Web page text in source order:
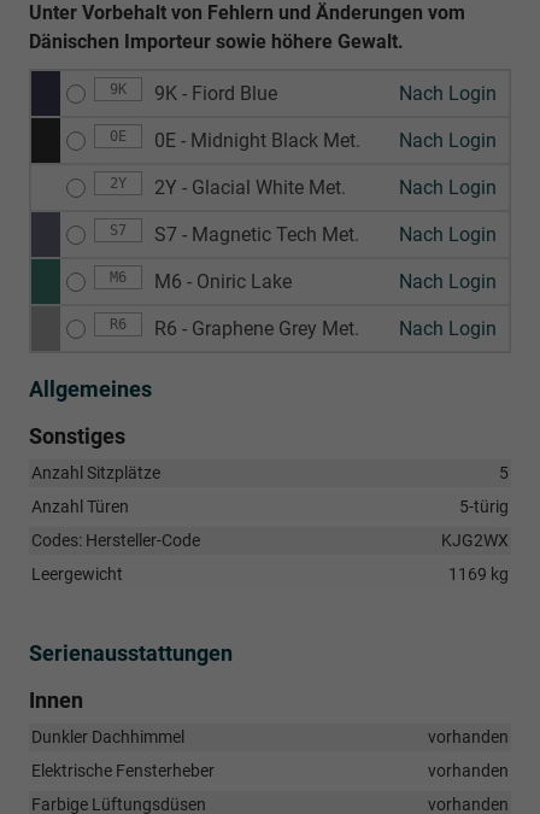
Unter Vorbehalt von Fehlern und Änderungen vom
Dänischen Importeur sowie höhere Gewalt.
9K 9K - Fiord Blue Nach Login
0E 0E - Midnight Black Met. Nach Login
2Y 2Y - Glacial White Met. Nach Login
S7 S7 - Magnetic Tech Met. Nach Login
M6 M6 - Oniric Lake Nach Login
R6 R6 - Graphene Grey Met. Nach Login
Allgemeines
Sonstiges
Anzahl Sitzplätze
5
Anzahl Türen
5-türig
Codes: Hersteller-Code
KJG2WX
Leergewicht
1169 kg
Serienausstattungen
Innen
Dunkler Dachhimmel
vorhanden
Elektrische Fensterheber
vorhanden
Farbige Lüftungsdüsen
vorhanden